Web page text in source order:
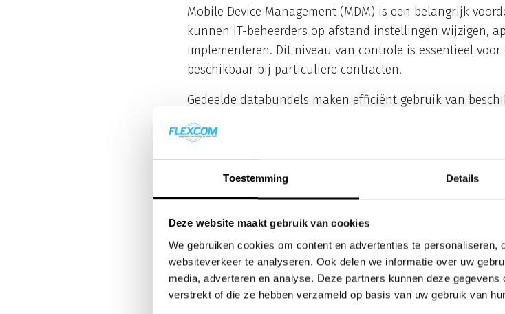
Toestemming Details
Deze website maakt gebruik van cookies
We gebruiken cookies om content en advertenties te
websiteverkeer te analyseren. Ook delen we informatie over uw
media, adverteren en analyse. Deze partners kunnen deze
verstrekt of die ze hebben verzameld op basis van uw gebruik van
Mobile Device Management (MDM) is een belangrijk
kunnen IT-beheerders op afstand instellingen wijzigen,
implementeren. Dit niveau van controle is essentieel
beschikbaar bij particuliere contracten.
Gedeelde databundels maken efficiënt gebruik van
medewerker weinig data gebruikt, kunnen collega’s
organisaties overzicht over alle mobiele kosten in één
vereenvoudigt.
Prioritaire netwerktoegang zorgt ervoor dat zakelijke
kansen. Internationale roaming wordt vaak tegen
particuliere abonnementen.
Hoe verschilt de service en